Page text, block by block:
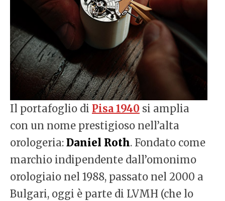
Il portafoglio di Pisa 1940 si amplia
con un nome prestigioso nell’alta
orologeria: Daniel Roth. Fondato come
marchio indipendente dall’omonimo
orologiaio nel 1988, passato nel 2000 a
Bulgari, oggi è parte di LVMH (che lo